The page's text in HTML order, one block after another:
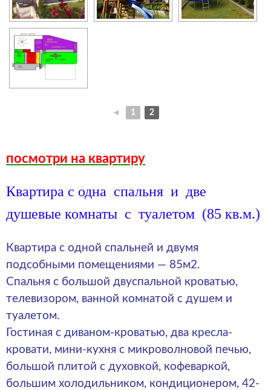
◄ 1 2
посмотри на квартиру
Квартира с одна спальня и две
душевые комнаты с туалетом (85 кв.м.)
Квартира с одной спальней и двумя
подсобными помещениями — 85м2.
Спальня с большой двуспальной кроватью,
телевизором, ванной комнатой с душем и
туалетом.
Гостиная с диваном-кроватью, два кресла-
кровати, мини-кухня с микроволновой печью,
большой плитой с духовкой, кофеваркой,
большим холодильником, кондиционером, 42-